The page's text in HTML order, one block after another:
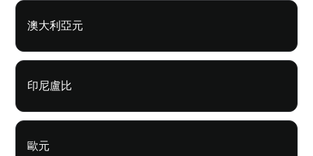
澳大利亞元
印尼盧比
歐元